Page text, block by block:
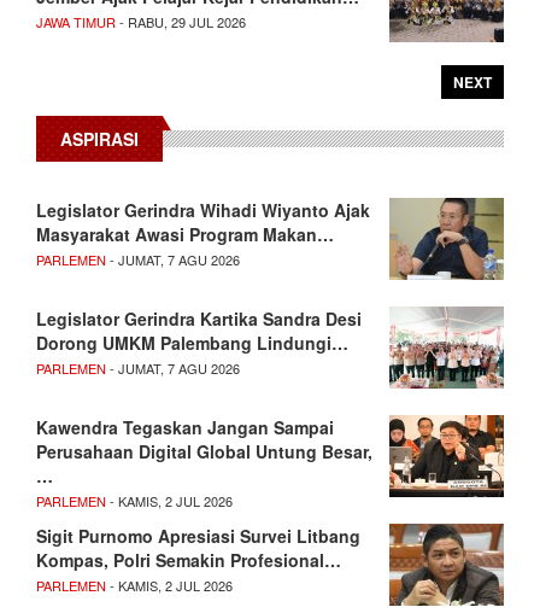
JAWA TIMUR - RABU, 29 JUL 2026
NEXT
ASPIRASI
Legislator Gerindra Wihadi Wiyanto Ajak
Masyarakat Awasi Program Makan…
PARLEMEN - JUMAT, 7 AGU 2026
Legislator Gerindra Kartika Sandra Desi
Dorong UMKM Palembang Lindungi…
PARLEMEN - JUMAT, 7 AGU 2026
Kawendra Tegaskan Jangan Sampai
Perusahaan Digital Global Untung Besar,
…
PARLEMEN - KAMIS, 2 JUL 2026
Sigit Purnomo Apresiasi Survei Litbang
Kompas, Polri Semakin Profesional…
PARLEMEN - KAMIS, 2 JUL 2026